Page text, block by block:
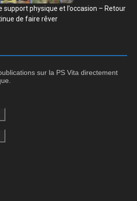
support physique et l’occasion – Retour
de faire rêver
sur la PS Vita directement